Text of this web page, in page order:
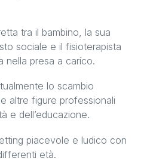
tra il bambino, la sua
sociale e il fisioterapista
nella presa a carico.
lo scambio
altre figure professionali
e dell’educazione.
piacevole e ludico con
età.